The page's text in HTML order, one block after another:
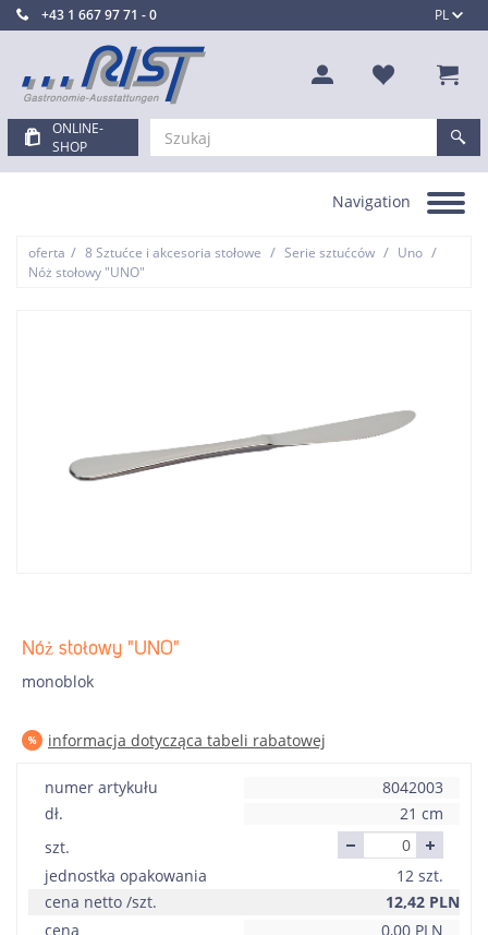
PL
+43 1 667 97 71 - 0
ONLINE-
SHOP
Toggle
Navigation
oferta / 8 Sztućce i akcesoria stołowe / Serie sztućców / Uno /
Nóż stołowy "UNO"
Nóż stołowy "UNO"
monoblok
informacja dotycząca tabeli rabatowej
numer artykułu
8042003
dł.
21 cm
szt.
jednostka opakowania
12 szt.
cena netto /szt.
12,42 PLN
cena
0,00 PLN